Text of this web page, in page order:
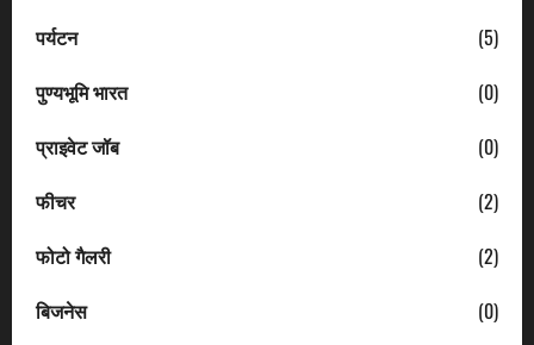
पर्यटन
(5)
पुण्यभूमि भारत
(0)
प्राइवेट जॉब
(0)
फीचर
(2)
फोटो गैलरी
(2)
बिजनेस
(0)